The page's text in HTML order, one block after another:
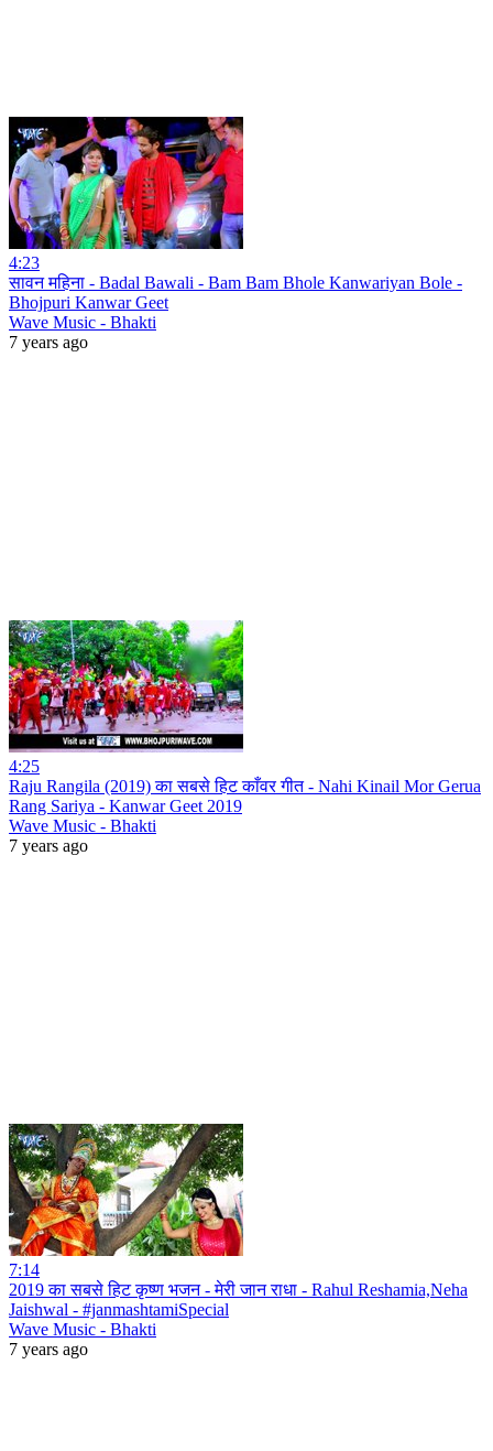
4:23
सावन महिना - Badal Bawali - Bam Bam Bhole Kanwariyan Bole -
Bhojpuri Kanwar Geet
Wave Music - Bhakti
7 years ago
4:25
Raju Rangila (2019) का सबसे हिट काँवर गीत - Nahi Kinail Mor Gerua
Rang Sariya - Kanwar Geet 2019
Wave Music - Bhakti
7 years ago
7:14
2019 का सबसे हिट कृष्ण भजन - मेरी जान राधा - Rahul Reshamia,Neha
Jaishwal - #janmashtamiSpecial
Wave Music - Bhakti
7 years ago